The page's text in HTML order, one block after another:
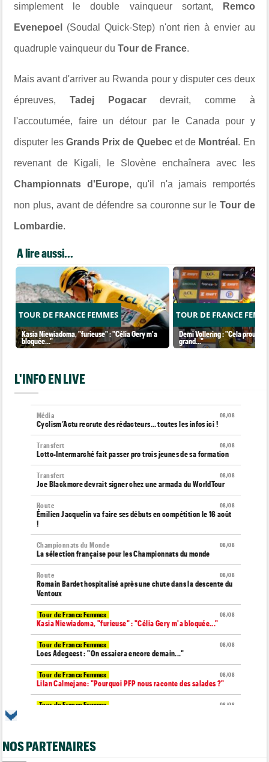
simplement le double vainqueur sortant, Remco
Evenepoel (Soudal Quick-Step) n'ont rien à envier au
quadruple vainqueur duTour de France.
Mais avant d'arriver au Rwanda pour y disputer ces deux
épreuves,Tadej Pogacardevrait, comme à
l'accoutumée, faire un détour par le Canada pour y
disputer les Grands Prix de Quebec et de Montréal . En
revenant de Kigali, le Slovène enchaînera avec les
Championnats d'Europe, qu'il n'a jamais remportés
non plus, avant de défendre sa couronne sur le Tour de
Lombardie.
A lire aussi...
TOUR DE FRANCE FEMMES
Kasia Niewiadoma, "furieuse" : "Célia Gery m'a
bloquée..."
TOUR DE FRANCE
Demi Vollering : "Cela prouve
grand..."
L'INFO EN LIVE
08/08
Média
Cyclism’Actu recrute des rédacteurs… toutes les infos ici !
08/08
Transfert
Lotto-Intermarché fait passer pro trois jeunes de sa formation
08/08
Transfert
Joe Blackmore devrait signer chez une armada du WorldTour
08/08
Route
Émilien Jacquelin va faire ses débuts en compétition le 16 août
!
08/08
Championnats du Monde
La sélection française pour les Championnats du monde
08/08
Route
Romain Bardet hospitalisé après une chute dans la descente du
Ventoux
08/08
Tour de France Femmes
Kasia Niewiadoma, "furieuse" : "Célia Gery m'a bloquée..."
08/08
Tour de France Femmes
Loes Adegeest : "On essaiera encore demain..."
08/08
Tour de France Femmes
Lilan Calmejane: "Pourquoi PFP nous raconte des salades ?"
08/08
Tour de France Femmes
Niedermaier : "J’ai dit à Kasia que ce n’est pas fini"
NOS PARTENAIRES